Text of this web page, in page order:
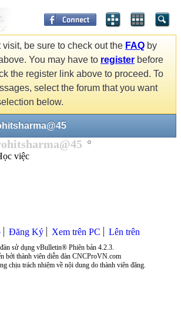
visit, be sure to check out the FAQ by
You may have to register before
the register link above to proceed. To
select the forum that you want
below.
việc
Đăng Ký Xem trên PC Lên trên
sử dụng vBulletin® Phiên bản 4.2.3.
bởi thành viên diễn đàn CNCProVN.com
chịu trách nhiệm về nội dung do thành viên đăng.